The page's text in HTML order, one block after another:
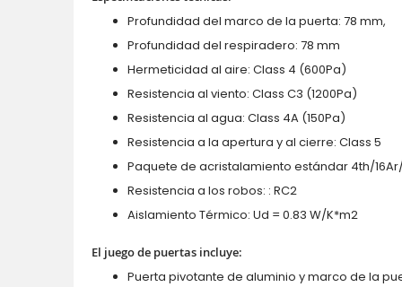
Profundidad del marco de la puerta: 78 mm,
Profundidad del respiradero: 78 mm
Hermeticidad al aire: Class 4 (600Pa)
Resistencia al viento: Class C3 (1200Pa)
Resistencia al agua: Class 4A (150Pa)
Resistencia a la apertura y al cierre: Class 5
Paquete de acristalamiento estándar 4th/
Resistencia a los robos: : RC2
Aislamiento Térmico: Ud = 0.83 W/K*m2
El juego de puertas incluye:
Puerta pivotante de aluminio y marco de la